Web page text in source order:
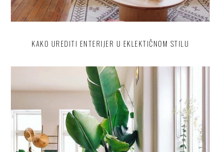
KAKO UREDITI ENTERIJER U EKLEKTIČNOM STILU